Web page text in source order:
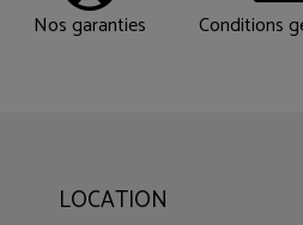
Nos garanties Conditions
LOCATION